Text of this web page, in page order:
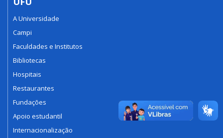
A Universidade
Campi
Faculdades e Institutos
Bibliotecas
Hospitais
Restaurantes
Fundações
Apoio estudantil
Internacionalização